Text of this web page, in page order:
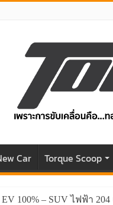
Car Torque Scoop
EV 100% – SUV ไฟฟ้า
GWM HAVAL H6 ป